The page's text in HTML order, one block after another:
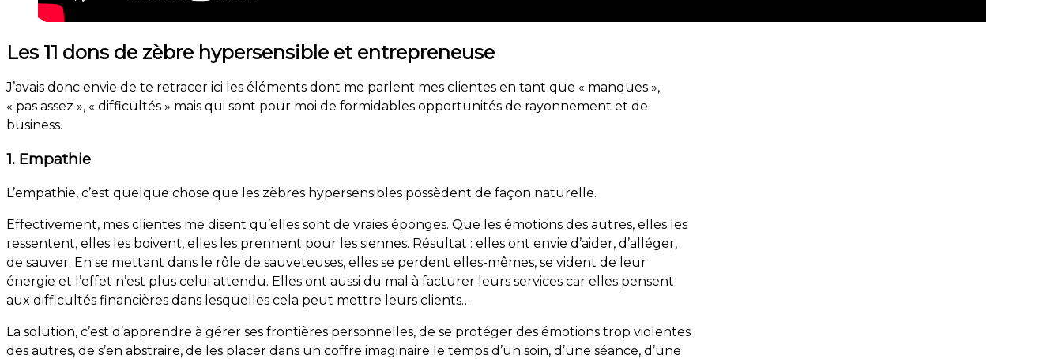
Les 11 dons de zèbre hypersensible et entrepreneuse
J’avais donc envie de te retracer ici les éléments dont me parlent mes clientes en tant que « manques »,
« pas assez », « difficultés » mais qui sont pour moi de formidables opportunités de rayonnement et de
business.
1. Empathie
L’empathie, c’est quelque chose que les zèbres hypersensibles possèdent de façon naturelle.
Effectivement, mes clientes me disent qu’elles sont de vraies éponges. Que les émotions des autres, elles les
ressentent, elles les boivent, elles les prennent pour les siennes. Résultat : elles ont envie d’aider, d’alléger,
de sauver. En se mettant dans le rôle de sauveteuses, elles se perdent elles-mêmes, se vident de leur
énergie et l’effet n’est plus celui attendu. Elles ont aussi du mal à facturer leurs services car elles pensent
aux difficultés financières dans lesquelles cela peut mettre leurs clients…
La solution, c’est d’apprendre à gérer ses frontières personnelles, de se protéger des émotions trop violentes
des autres, de s’en abstraire, de les placer dans un coffre imaginaire le temps d’un soin, d’une séance, d’une